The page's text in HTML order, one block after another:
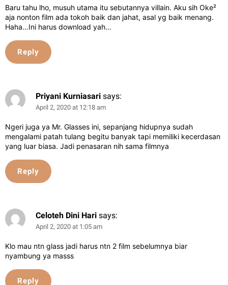
Baru tahu lho, musuh utama itu sebutannya villain. Aku sih Oke²
aja nonton film ada tokoh baik dan jahat, asal yg baik menang.
Haha…Ini harus download yah…
Reply
Priyani Kurniasari says:
April 2, 2020 at 12:18 am
Ngeri juga ya Mr. Glasses ini, sepanjang hidupnya sudah
mengalami patah tulang begitu banyak tapi memiliki kecerdasan
yang luar biasa. Jadi penasaran nih sama filmnya
Reply
Celoteh Dini Hari says:
April 2, 2020 at 1:05 am
Klo mau ntn glass jadi harus ntn 2 film sebelumnya biar
nyambung ya masss
Reply